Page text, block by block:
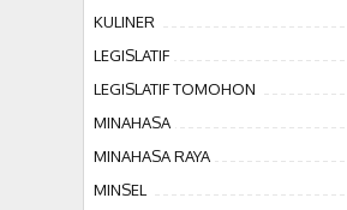
KULINER
LEGISLATIF
LEGISLATIF TOMOHON
MINAHASA
MINAHASA RAYA
MINSEL